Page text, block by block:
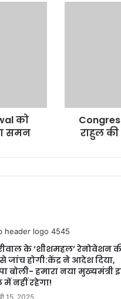
को
समन
दूसरी
Bharat
Nyay
का
राहुल
के ‘शीशमहल’ रेनोवेशन
जांच होगी:केंद्र ने आदेश दिया,
बोली- हमारा नया मुख्यमंत्री
नहीं रहेगा!
15, 2025